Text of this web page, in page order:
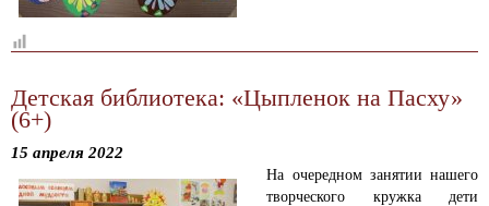
Детская библиотека: «Цыпленок на Пасху»
(6+)
15 апреля 2022
На очередном занятии нашего
творческого кружка дети